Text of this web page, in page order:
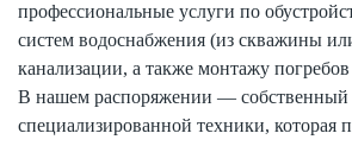
профессиональные услуги по
систем водоснабжения (из скважины
канализации, а также монтажу
В нашем распоряжении — собственный
специализированной техники, которая